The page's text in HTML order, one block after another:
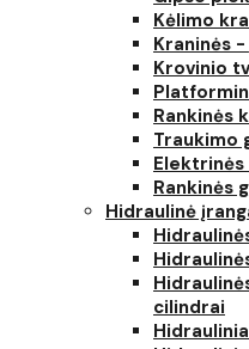
Kėlimo
Kraninės
Krovinio
Rankinės
Traukimo
Rankinės
Hidraulinė
cilindrai